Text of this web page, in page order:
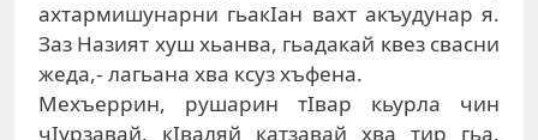
ахтармишунарни гьакIан вахт акъудунар я.
Заз Назият хуш хьанва, гьадакай квез свасни
жеда,- лагьана хва ксуз хъфена.
Мехъеррин, рушарин тIвар кьурла чин
чIурзавай, кIваляй катзавай хва тир гьа,